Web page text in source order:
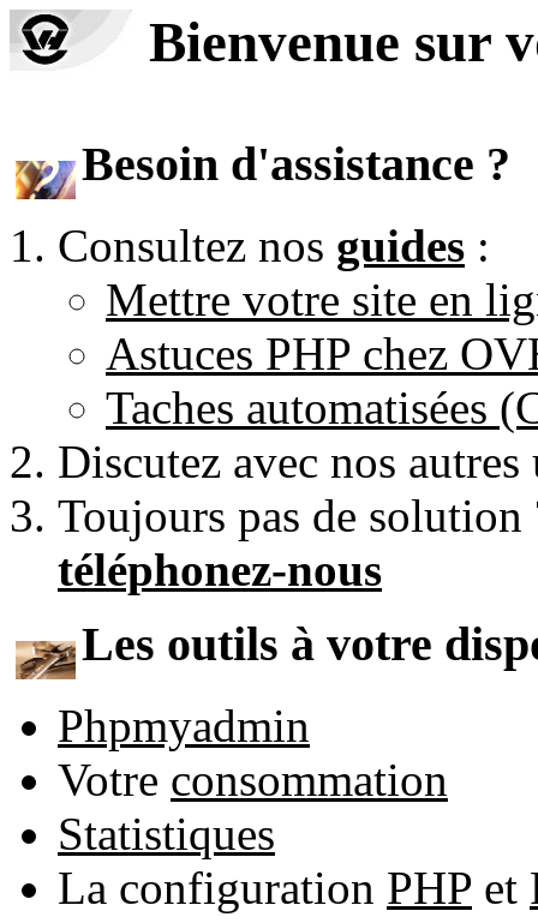
Bienvenue sur
Besoin d'assistance ?
Consultez nos guides :
Mettre votre site en
Astuces PHP chez
Taches automatisées
Discutez avec nos
Toujours pas de
téléphonez-nous
Les outils à votre
Phpmyadmin
Votre consommation
Statistiques
La configuration PHP et